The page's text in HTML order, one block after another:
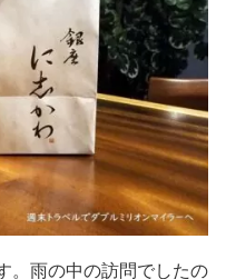
。雨の中の訪問でしたの